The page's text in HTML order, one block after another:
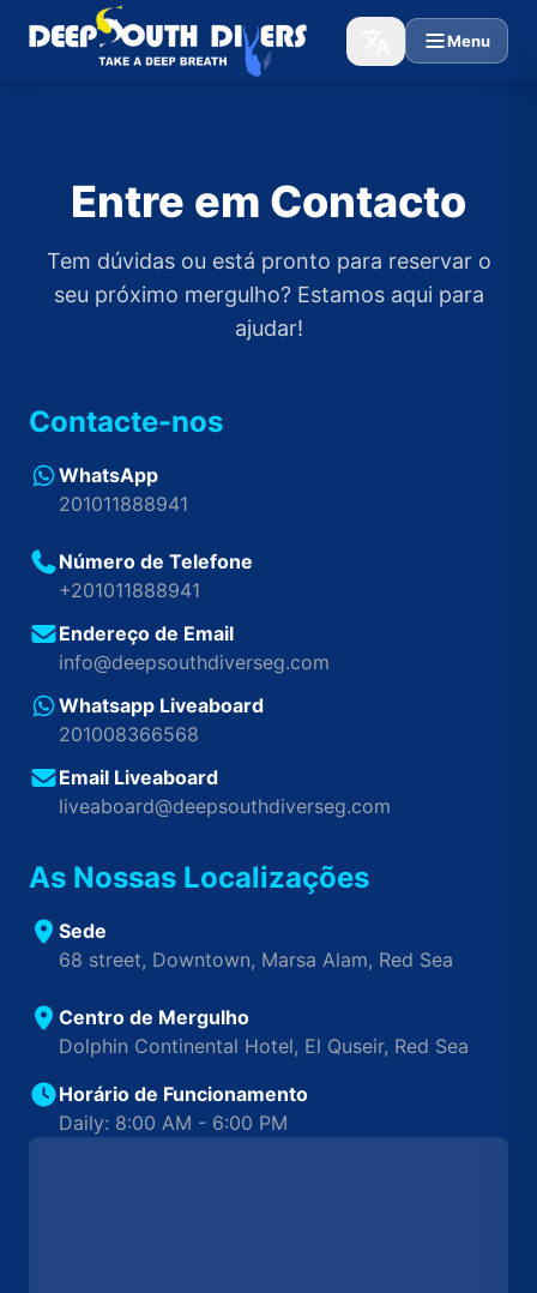
Menu
Entre em Contacto
Tem dúvidas ou está pronto para reservar o
seu próximo mergulho? Estamos aqui para
ajudar!
Contacte-nos
WhatsApp
201011888941
Número de Telefone
+201011888941
Endereço de Email
info@deepsouthdiverseg.com
Whatsapp Liveaboard
201008366568
Email Liveaboard
liveaboard@deepsouthdiverseg.com
As Nossas Localizações
Sede
68 street, Downtown, Marsa Alam, Red Sea
Centro de Mergulho
Dolphin Continental Hotel, El Quseir, Red Sea
Horário de Funcionamento
Daily: 8:00 AM - 6:00 PM